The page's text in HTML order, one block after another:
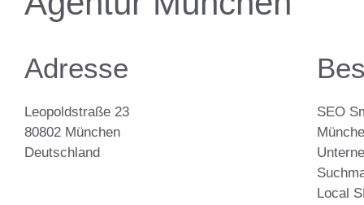
Adresse
Leopoldstraße 23
80802 München
Deutschland
SEO
Local